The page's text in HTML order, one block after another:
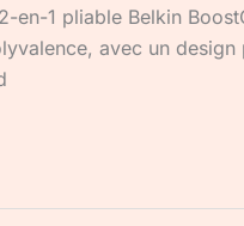
en-1 pliable Belkin
avec un